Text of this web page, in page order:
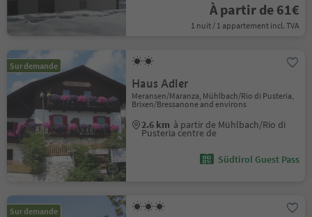
À partir de 61€
1 nuit / 1 appartement incl. TVA
Sur demande
Haus Adler
Meransen/Maranza, Mühlbach/Rio di Pusteria,
Brixen/Bressanone and environs
2.6 km à partir de Mühlbach/Rio di
Pusteria centre de
Südtirol Guest Pass
Sur demande